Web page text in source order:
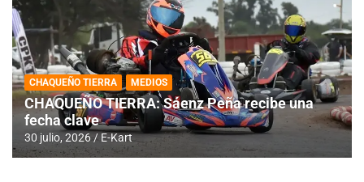
CHAQUEÑO TIERRA MEDIOS
CHAQUEÑO TIERRA: Sáenz Peña recibe una
fecha clave
30 julio, 2026 E-Kart